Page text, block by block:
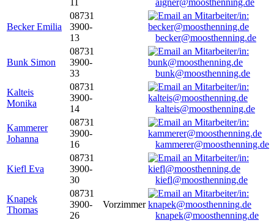
aigner@moosthenning.de
Becker Emilia
08731
3900-
13
becker@moosthenning.de
Bunk Simon
08731
3900-
33
bunk@moosthenning.de
Kalteis
Monika
08731
3900-
14
kalteis@moosthenning.de
Kammerer
Johanna
08731
3900-
16
kammerer@moosthenning.de
Kiefl Eva
08731
3900-
30
kiefl@moosthenning.de
Knapek
Thomas
08731
3900-
26
Vorzimmer
knapek@moosthenning.de